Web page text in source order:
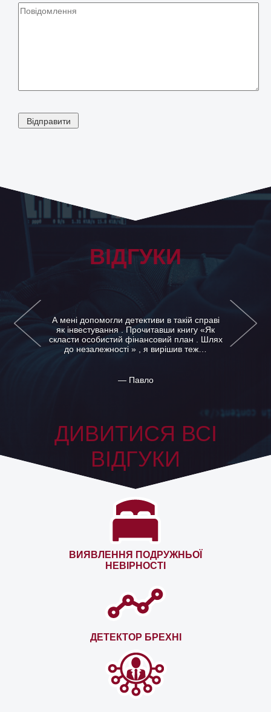
ВІДГУКИ
А мені допомогли детективи в такій справі
як інвестування . Прочитавши книгу «Як
скласти особистий фінансовий план . Шлях
до незалежності » , я вирішив теж…
— Павло
ДИВИТИСЯ ВСІ
ВІДГУКИ
ВИЯВЛЕННЯ ПОДРУЖНЬОЇ
НЕВІРНОСТІ
ДЕТЕКТОР БРЕХНІ